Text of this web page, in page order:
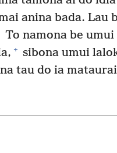
anina bada. Lau
To namona be umui
+ sibona umui
tau do ia